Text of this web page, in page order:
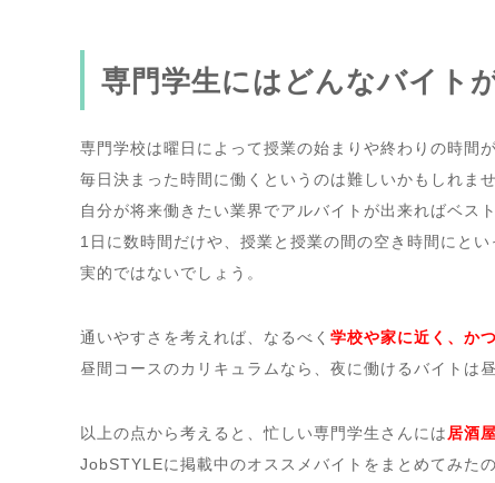
専門学生にはどんなバイト
専門学校は曜日によって授業の始まりや終わりの時間
毎日決まった時間に働くというのは難しいかもしれませ
自分が将来働きたい業界でアルバイトが出来ればベスト
1日に数時間だけや、授業と授業の間の空き時間にと
実的ではないでしょう。
通いやすさを考えれば、なるべく 学校や家に近く、か
以上の点から考えると、忙しい専門学生さんには 居酒
JobSTYLEに掲載中のオススメバイトをまとめてみた